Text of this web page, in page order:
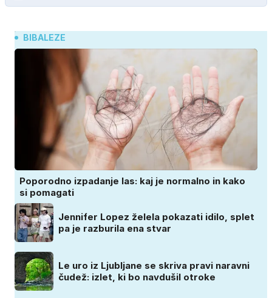
BIBALEZE
Poporodno izpadanje las: kaj je normalno in kako
si pomagati
Jennifer Lopez želela pokazati idilo, splet
pa je razburila ena stvar
Le uro iz Ljubljane se skriva pravi naravni
čudež: izlet, ki bo navdušil otroke